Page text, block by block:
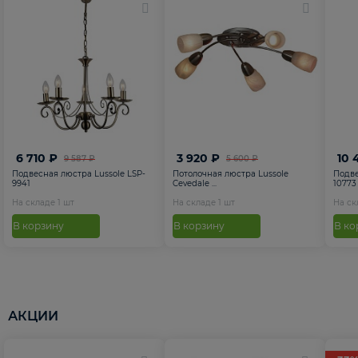
9 587 ₽
6 710 ₽
Подвесная люстра Lussole LSP-
9941
На складе 1 шт
В корзину
5 600 ₽
3 920 ₽
Потолочная люстра Lussole
Cevedale ...
На складе 1 шт
В корзину
10
10773
На
В
АКЦИИ